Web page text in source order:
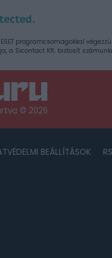
programcsomagokkal
a Sicontact Kft. biztosít
© 2026
BEÁLLÍTÁSOK